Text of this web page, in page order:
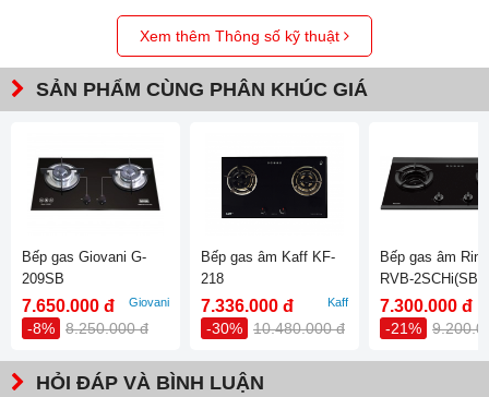
Xem thêm Thông số kỹ thuật
SẢN PHẨM CÙNG PHÂN KHÚC GIÁ
Bếp gas Giovani G-
209SB
7.650.000 đ
-8% 8.250.000 đ
Giovani
Bếp gas âm Kaff KF-
218
7.336.000 đ
-30% 10.480.000 đ
Kaff
Bếp gas âm
RVB-2SCHi(SB)
7.300.000 đ
-21%
HỎI ĐÁP VÀ BÌNH LUẬN